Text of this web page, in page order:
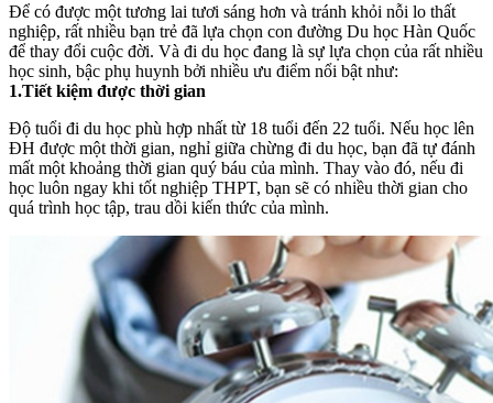
Để có được một tương lai tươi sáng hơn và tránh khỏi nỗi lo thất
nghiệp, rất nhiều bạn trẻ đã lựa chọn con đường Du học Hàn Quốc
để thay đổi cuộc đời. Và đi du học đang là sự lựa chọn của rất nhiều
học sinh, bậc phụ huynh bởi nhiều ưu điểm nổi bật như:
1.Tiết kiệm được thời gian
Độ tuổi đi du học phù hợp nhất từ 18 tuổi đến 22 tuổi. Nếu học lên
ĐH được một thời gian, nghỉ giữa chừng đi du học, bạn đã tự đánh
mất một khoảng thời gian quý báu của mình. Thay vào đó, nếu đi
học luôn ngay khi tốt nghiệp THPT, bạn sẽ có nhiều thời gian cho
quá trình học tập, trau dồi kiến thức của mình.